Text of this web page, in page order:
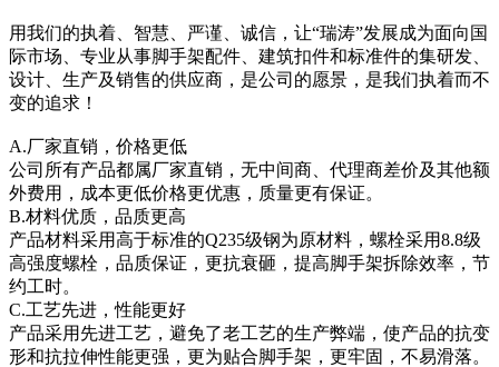
用我们的执着、智慧、严谨、诚信，让“瑞涛”发展成为面向国
际市场、专业从事脚手架配件、建筑扣件和标准件的集研发、
设计、生产及销售的供应商，是公司的愿景，是我们执着而不
变的追求！
A.厂家直销，价格更低
公司所有产品都属厂家直销，无中间商、代理商差价及其他额
外费用，成本更低价格更优惠，质量更有保证。
B.材料优质，品质更高
产品材料采用高于标准的Q235级钢为原材料，螺栓采用8.8级
高强度螺栓，品质保证，更抗衰砸，提高脚手架拆除效率，节
约工时。
C.工艺先进，性能更好
产品采用先进工艺，避免了老工艺的生产弊端，使产品的抗变
形和抗拉伸性能更强，更为贴合脚手架，更牢固，不易滑落。